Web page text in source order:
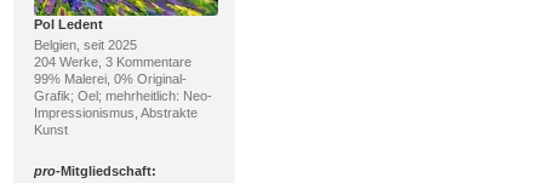
Pol Ledent
Belgien, seit 2025
204 Werke, 3 Kommentare
99% Malerei, 0% Original-
Grafik; Oel; mehrheitlich: Neo-
Impressionismus, Abstrakte
Kunst
pro-Mitgliedschaft: